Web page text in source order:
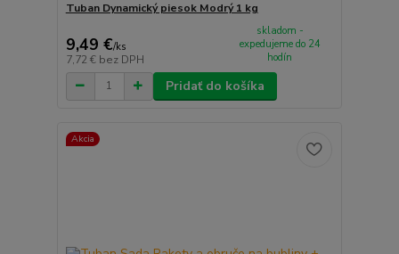
Tuban Dynamický piesok Modrý 1 kg
9,49 €/ks
7,72 € bez DPH
skladom -
expedujeme do 24
hodín
Pridať do košíka
Akcia